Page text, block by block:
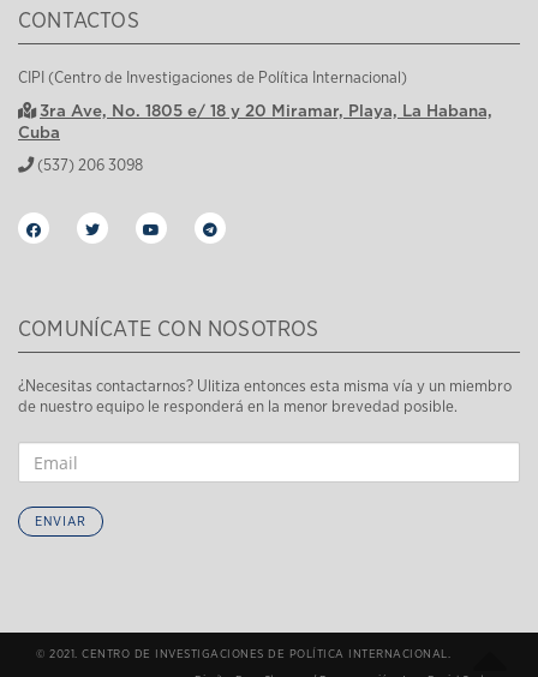
CONTACTOS
CIPI (Centro de Investigaciones de Política Internacional)
3ra Ave, No. 1805 e/ 18 y 20 Miramar, Playa, La Habana,
Cuba
(537) 206 3098
COMUNÍCATE CON NOSOTROS
¿Necesitas contactarnos? Ulitiza entonces esta misma vía y un miembro
de nuestro equipo le responderá en la menor brevedad posible.
ENVIAR
© 2021. CENTRO DE INVESTIGACIONES DE POLÍTICA INTERNACIONAL.